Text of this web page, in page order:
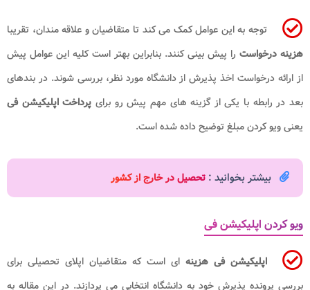
توجه به این عوامل کمک می کند تا متقاضیان و علاقه مندان، تقریبا
هزینه درخواست را پیش بینی کنند. بنابراین بهتر است کلیه این عوامل پیش
از ارائه درخواست اخذ پذیرش از دانشگاه مورد نظر، بررسی شوند. در بندهای
بعد در رابطه با یکی از گزینه های مهم پیش رو برای پرداخت اپلیکیشن فی
یعنی ویو کردن مبلغ توضیح داده شده است.
بیشتر بخوانید : تحصیل در خارج از کشور
ویو کردن اپلیکیشن فی
اپلیکیشن فی هزینه ای است که متقاضیان اپلای تحصیلی برای
بررسی پرونده پذیرش خود به دانشگاه انتخابی می پردازند. در این مقاله به